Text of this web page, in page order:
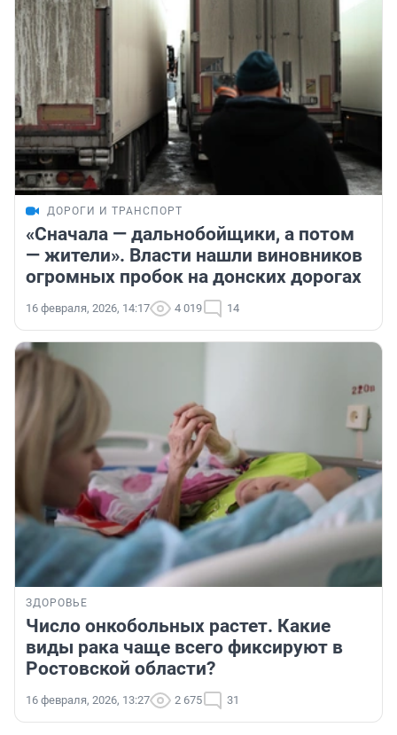
ДОРОГИ И ТРАНСПОРТ
«Сначала — дальнобойщики, а потом
— жители». Власти нашли виновников
огромных пробок на донских дорогах
16 февраля, 2026, 14:17 4 019 14
ЗДОРОВЬЕ
Число онкобольных растет. Какие
виды рака чаще всего фиксируют в
Ростовской области?
16 февраля, 2026, 13:27 2 675 31